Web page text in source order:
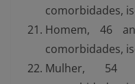
comorbidades,
Homem, 46
comorbidades,
Mulher, 54